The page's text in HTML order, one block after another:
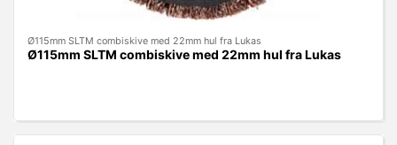
Ø115mm SLTM combiskive med 22mm hul fra Lukas
Ø115mm SLTM combiskive med 22mm hul fra Lukas